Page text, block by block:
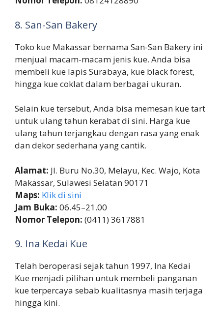
8. San-San Bakery
Toko kue Makassar bernama San-San Bakery ini
menjual macam-macam jenis kue. Anda bisa
membeli kue lapis Surabaya, kue black forest,
hingga kue coklat dalam berbagai ukuran.
Selain kue tersebut, Anda bisa memesan kue tart
untuk ulang tahun kerabat di sini. Harga kue
ulang tahun terjangkau dengan rasa yang enak
dan dekor sederhana yang cantik.
Alamat: Jl. Buru No.30, Melayu, Kec. Wajo, Kota
Makassar, Sulawesi Selatan 90171
Maps: Klik di sini
Jam Buka: 06.45–21.00
Nomor Telepon: (0411) 3617881
9. Ina Kedai Kue
Telah beroperasi sejak tahun 1997, Ina Kedai
Kue menjadi pilihan untuk membeli panganan
kue terpercaya sebab kualitasnya masih terjaga
hingga kini.